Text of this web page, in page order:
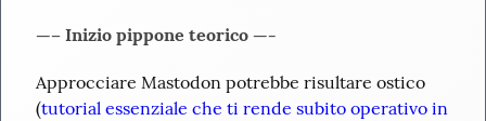
—– Inizio pippone teorico —-
Approcciare Mastodon potrebbe risultare ostico
(tutorial essenziale che ti rende subito operativo in